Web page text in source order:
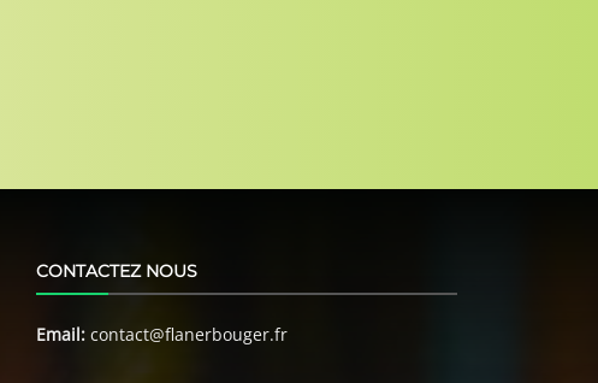
CONTACTEZ NOUS
Email: contact@flanerbouger.fr